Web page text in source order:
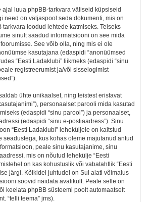
ajal luua phpBB-tarkvara väliseid küpsiseid
need on väljaspool seda dokumenti, mis on
loodud lehtede katmiseks. Teiseks
sinult saadud informatsiooni on see mida
See võib olla, ning mis ei ole
kasutajana (edaspidi “anonüümsed
“Eesti Ladaklubi” liikmeks (edaspidi “sinu
registreerumist ja/või sisselogimist
ühte unikaalset, ning teistest eristavat
personaalset parooli mida kasutad
(edaspidi “sinu parool”) ja personaalset,
(edaspidi “sinu e-postiaadress”). Sinu
“Eesti Ladaklubi” leheküljele on kaitstud
seadustega, kus kohas oleme majutanud antud
peale sinu kasutajanime, sinu
mis on nõutud lehekülje “Eesti
on kas kohustuslik või vabatahtlik “Eesti
järgi. Kõikidel juhtudel on Sul alati võimalus
soovid näidata avalikult. Peale selle on
keelata phpBB süsteemi poolt automaatselt
“telli teema” jms).